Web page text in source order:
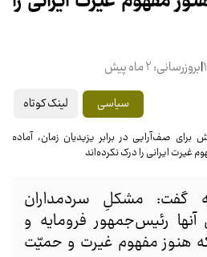
|بروزرسانی: 2 ماه پیش
سیاسی لینک کوتاه
گفت: مشکلِ سردمداران
رئیس‌جمهور فرومایه و
هنوز مفهوم غیرت و حمیّت